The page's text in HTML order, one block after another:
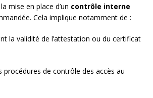
mise en place d’un contrôle interne
Cela implique notamment de :
la validité de l’attestation ou du certificat
procédures de contrôle des accès au